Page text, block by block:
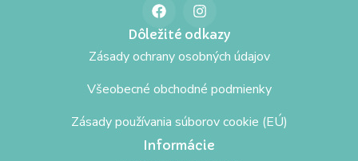
Dôležité odkazy
Zásady ochrany osobných údajov
Všeobecné obchodné podmienky
Zásady používania súborov cookie (EÚ)
Informácie